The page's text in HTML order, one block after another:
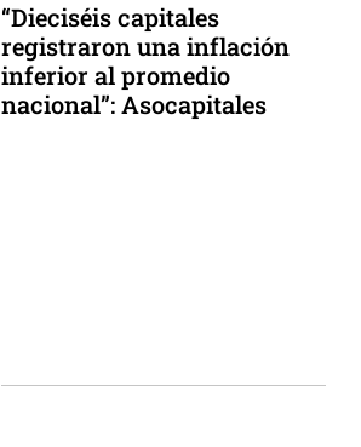
“Dieciséis capitales
registraron una inflación
inferior al promedio
nacional”: Asocapitales